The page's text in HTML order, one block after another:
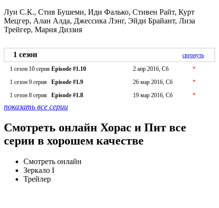
Луи С.К., Стив Бушеми, Иди Фалько, Стивен Райт, Курт
Мецгер, Алан Алда, Джессика Лэнг, Эйди Брайант, Лиза
Трейгер, Мария Диззия
1 сезон
свернуть
1 сезон 10 серия Episode #1.10 2 апр 2016, Сб
*
1 сезон 9 серия
Episode #1.9 26 мар 2016, Сб
*
1 сезон 8 серия
Episode #1.8 19 мар 2016, Сб *
показать все серии
Смотреть онлайн Хорас и Пит все
серии в хорошем качестве
Смотреть онлайн
Зеркало I
Трейлер